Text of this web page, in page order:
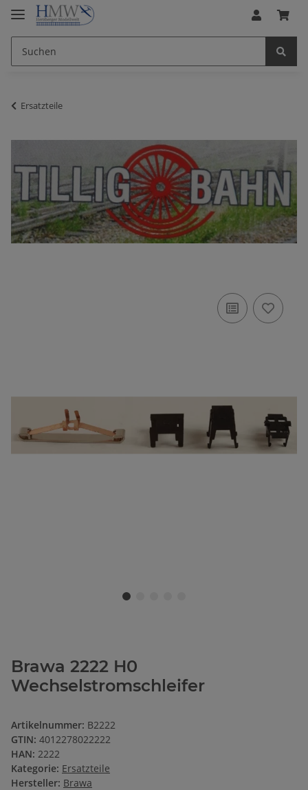
Ersatzteile
Brawa 2222 H0
Wechselstromschleifer
Artikelnummer: B2222
GTIN: 4012278022222
HAN: 2222
Kategorie: Ersatzteile
Hersteller: Brawa